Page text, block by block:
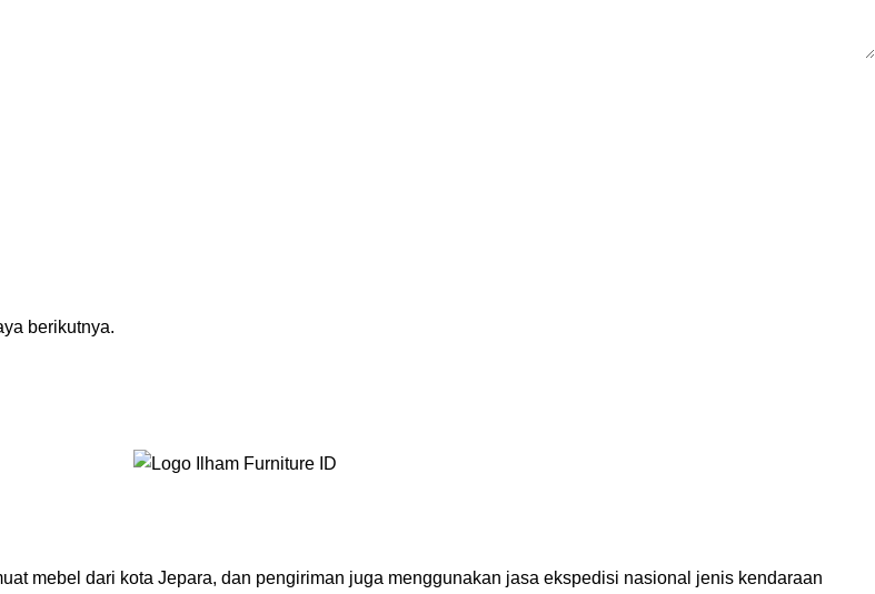
berikutnya.
mebel dari kota Jepara, dan pengiriman juga menggunakan jasa ekspedisi nasional jenis kendaraan